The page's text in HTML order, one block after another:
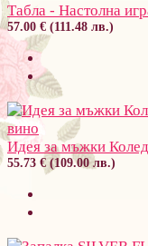
Табла - Настолна
57.00 € (111.48 лв.)
Идея за мъжки
55.73 € (109.00 лв.)